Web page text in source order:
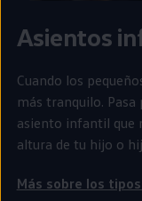
Asientos
Cuando los
más tranquilo.
asiento infantil que
altura de tu hijo o
Más sobre los